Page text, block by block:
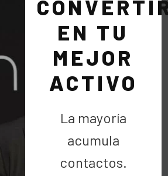
Contra el
el
en esta iniciativa que tiene
fondos para la
así como…
EN TU
MEJOR
ACTIVO
La mayoría
acumula
contactos.